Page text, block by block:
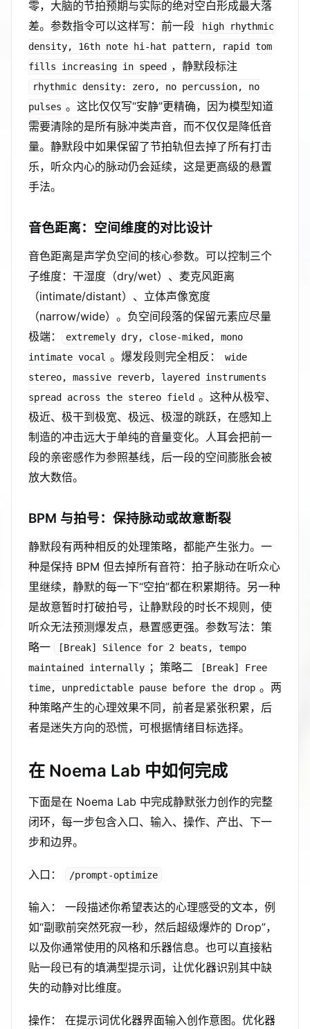
零，大脑的节拍预期与实际的绝对空白形成最大落
差。参数指令可以这样写：前一段
high rhythmic
density, 16th note hi-hat pattern, rapid tom
fills increasing in speed
，静默段标注
rhythmic density: zero, no percussion, no
pulses 。这比仅仅写“安静”更精确，因为模型知道
需要清除的是所有脉冲类声音，而不仅仅是降低音
量。静默段中如果保留了节拍轨但去掉了所有打击
乐，听众内心的脉动仍会延续，这是更高级的悬置
手法。
音色距离：空间维度的对比设计
音色距离是声学负空间的核心参数。可以控制三个
子维度：干湿度（dry/wet）、麦克风距离
（intimate/distant）、立体声像宽度
（narrow/wide）。负空间段落的保留元素应尽量
极端：
extremely dry, close-miked, mono
intimate vocal 。爆发段则完全相反：
wide
stereo, massive reverb, layered instruments
spread across the stereo field 。这种从极窄、
极近、极干到极宽、极远、极湿的跳跃，在感知上
制造的冲击远大于单纯的音量变化。人耳会把前一
段的亲密感作为参照基线，后一段的空间膨胀会被
放大数倍。
BPM 与拍号：保持脉动或故意断裂
静默段有两种相反的处理策略，都能产生张力。一
种是保持 BPM 但去掉所有音符：拍子脉动在听众心
里继续，静默的每一下“空拍”都在积累期待。另一种
是故意暂时打破拍号，让静默段的时长不规则，使
听众无法预测爆发点，悬置感更强。参数写法：策
略一
[Break] Silence for 2 beats, tempo
maintained internally ；策略二
[Break] Free
time, unpredictable pause before the drop 。两
种策略产生的心理效果不同，前者是紧张积累，后
者是迷失方向的恐慌，可根据情绪目标选择。
在 Noema Lab 中如何完成
下面是在 Noema Lab 中完成静默张力创作的完整
闭环，每一步包含入口、输入、操作、产出、下一
步和边界。
入口： /prompt-optimize
输入： 一段描述你希望表达的心理感受的文本，例
如“副歌前突然死寂一秒，然后超级爆炸的 Drop”，
以及你通常使用的风格和乐器信息。也可以直接粘
贴一段已有的填满型提示词，让优化器识别其中缺
失的动静对比维度。
操作： 在提示词优化器界面输入创作意图。优化器